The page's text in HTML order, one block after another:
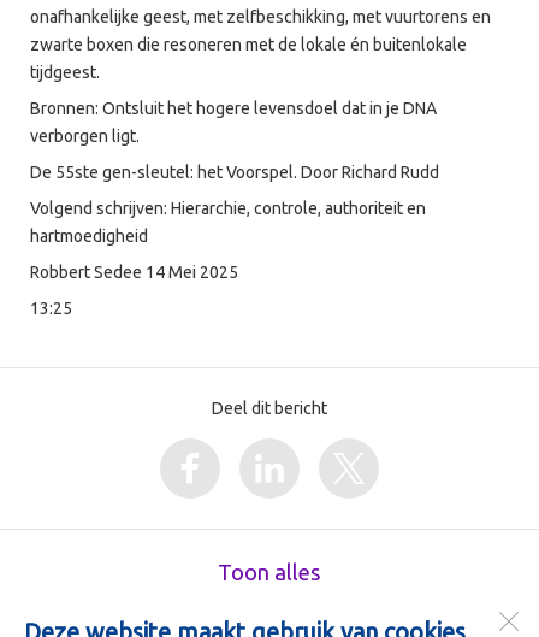
onafhankelijke geest, met zelfbeschikking, met vuurtorens en
zwarte boxen die resoneren met de lokale én buitenlokale
tijdgeest.
Bronnen: Ontsluit het hogere levensdoel dat in je DNA
verborgen ligt.
De 55ste gen-sleutel: het Voorspel. Door Richard Rudd
Volgend schrijven: Hierarchie, controle, authoriteit en
hartmoedigheid
Robbert Sedee 14 Mei 2025
13:25
Deel dit bericht
Toon alles